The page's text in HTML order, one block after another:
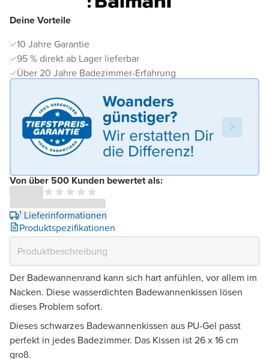
Deine Vorteile
10 Jahre Garantie
95 % direkt ab Lager lieferbar
Über 20 Jahre Badezimmer-Erfahrung
Von über 500 Kunden bewertet als:
¹ Lieferinformationen
Produktspezifikationen
Der Badewannenrand kann sich hart anfühlen, vor allem im
Nacken. Diese wasserdichten Badewannenkissen lösen
dieses Problem sofort.
Dieses schwarzes Badewannenkissen aus PU-Gel passt
perfekt in jedes Badezimmer. Das Kissen ist 26 x 16 cm
groß.